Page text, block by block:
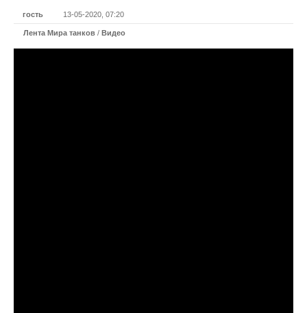
гость 13-05-2020, 07:20
Лента Мира танков / Видео